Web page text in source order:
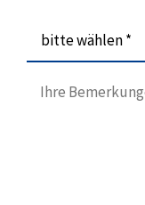
bitte wählen *